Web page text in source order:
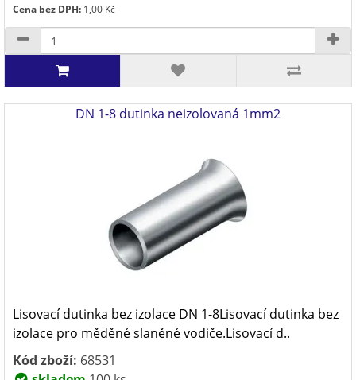
Cena bez DPH: 1,00 Kč
DN 1-8 dutinka neizolovaná 1mm2
Lisovací dutinka bez izolace DN 1-8Lisovací dutinka bez
izolace pro měděné slaněné vodiče.Lisovací d..
Kód zboží: 68531